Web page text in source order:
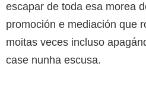
escapar de toda esa morea
promoción e mediación que
moitas veces incluso
case nunha escusa.